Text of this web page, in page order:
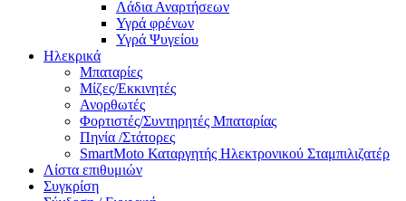
Λάδια Αναρτήσεων
Υγρά φρένων
Υγρά Ψυγείου
Ηλεκρικά
Μπαταρίες
Μίζες/Εκκινητές
Ανορθωτές
Φορτιστές/Συντηρητές Μπαταρίας
Πηνία /Στάτορες
SmartMoto Καταργητής Ηλεκτρονικού Σταμπιλιζατέρ
Λίστα επιθυμιών
Συγκρίση